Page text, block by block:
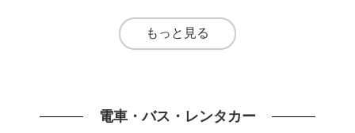
もっと見る
電車・バス・レンタカー